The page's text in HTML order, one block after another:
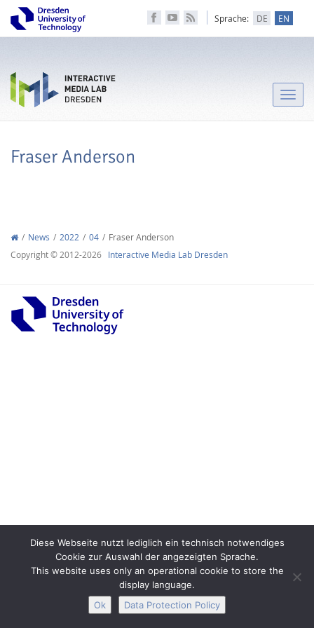
Sprache: DE EN
Toggle
Fraser Anderson
News 2022 04
Fraser Anderson
Copyright © 2012-2026 Interactive Media Lab Dresden
Diese Webseite nutzt lediglich ein technisch notwendiges
Cookie zur Auswahl der angezeigten Sprache.
This website uses only an operational cookie to store the
display language.
Ok
Data Protection Policy